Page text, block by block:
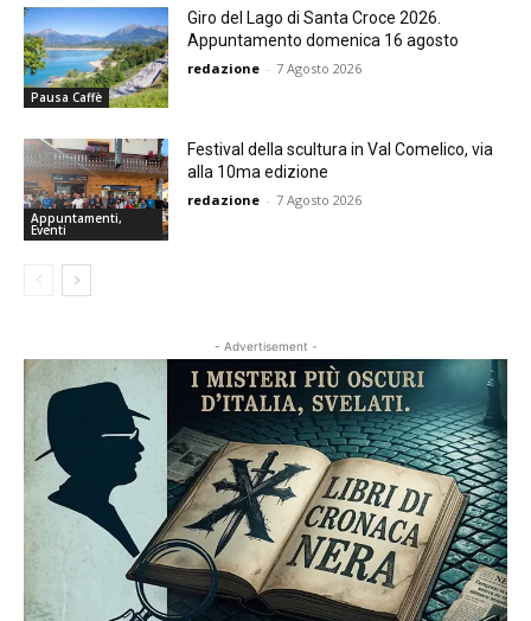
Pausa Caffè
Giro del Lago di Santa Croce 2026.
Appuntamento domenica 16 agosto
redazione - 7 Agosto 2026
Appuntamenti,
Eventi
Festival della scultura in Val Comelico, via
alla 10ma edizione
redazione - 7 Agosto 2026
- Advertisement -